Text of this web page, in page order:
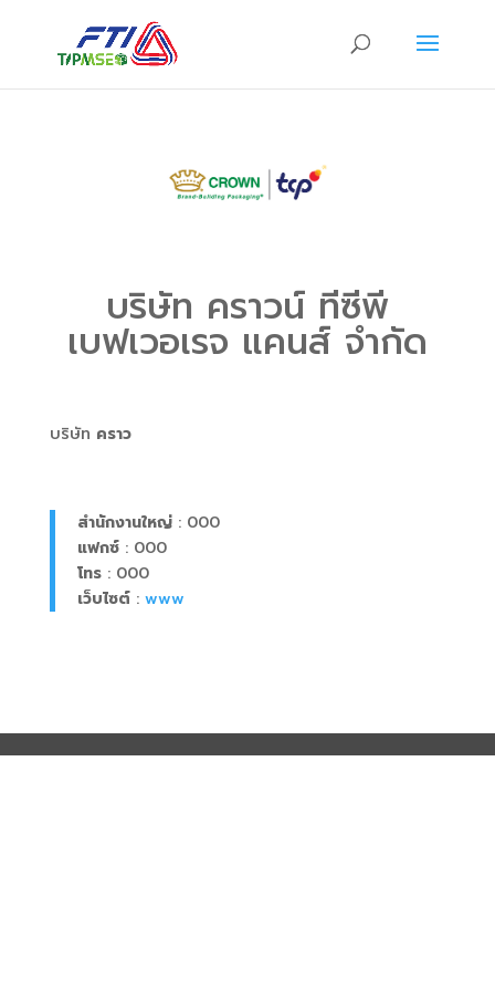
บริษัท คราวน์ ทีซีพี
เบฟเวอเรจ แคนส์ จำกัด
บริษัท คราว
สำนักงานใหญ่: 000
แฟกซ์: 000
โทร: 000
เว็บไซต์: www